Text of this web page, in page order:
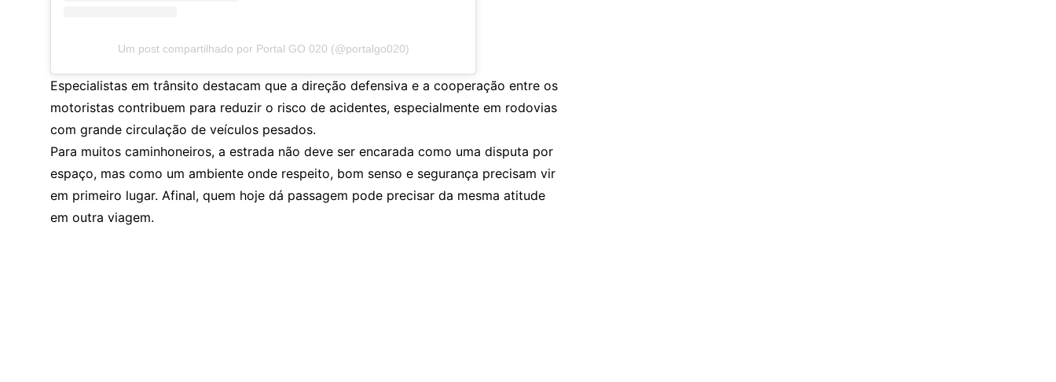
Um post compartilhado por Portal GO 020 (@portalgo020)
Especialistas em trânsito destacam que a direção defensiva e a cooperação entre os
motoristas contribuem para reduzir o risco de acidentes, especialmente em rodovias
com grande circulação de veículos pesados.
Para muitos caminhoneiros, a estrada não deve ser encarada como uma disputa por
espaço, mas como um ambiente onde respeito, bom senso e segurança precisam vir
em primeiro lugar. Afinal, quem hoje dá passagem pode precisar da mesma atitude
em outra viagem.